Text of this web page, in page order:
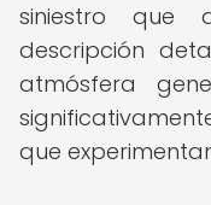
siniestro que
descripción
atmósfera
que